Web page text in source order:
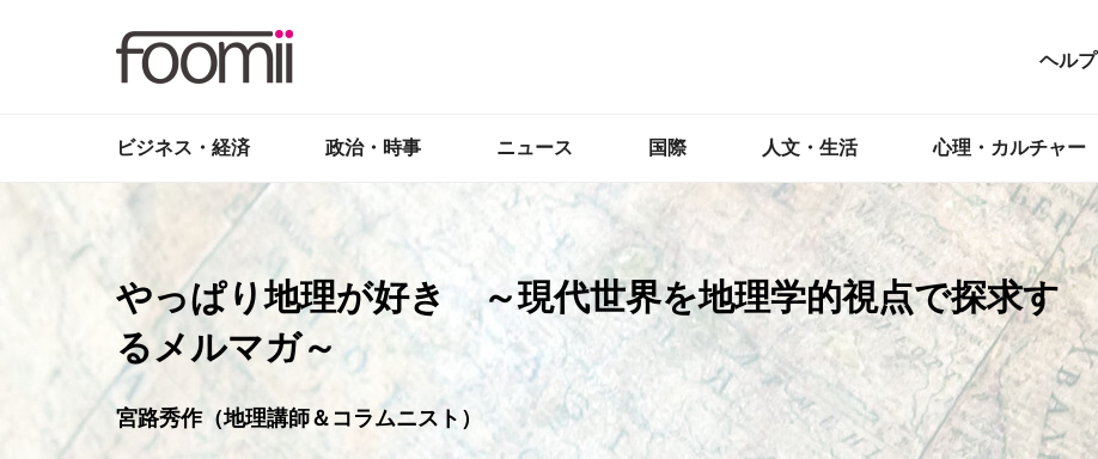
ヘルプ
ビジネス・経済 政治・時事 ニュース 国際 人文・生活 心理・カルチャー
やっぱり地理が好き ～現代世界を地理学的視点で探求す
るメルマガ～
宮路秀作（地理講師＆コラムニスト）